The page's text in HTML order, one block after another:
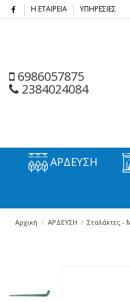
Η ΕΤΑΙΡΕΙΑ ΥΠΗΡΕΣΙΕΣ
6986057875
2384024084
ΑΡΔΕΥΣΗ
Αρχική ΑΡΔΕΥΣΗ Σταλάκτες -